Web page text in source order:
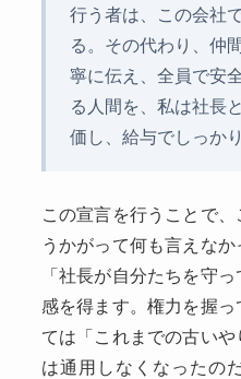
行う者は、この会社
る。その代わり、仲
寧に伝え、全員で安
る人間を、私は社長
価し、給与でしっか
この宣言を行うことで
うかがって何も言えな
「社長が自分たちを守
感を得ます。権力を握
ては「これまでの古い
は通用しなくなったの